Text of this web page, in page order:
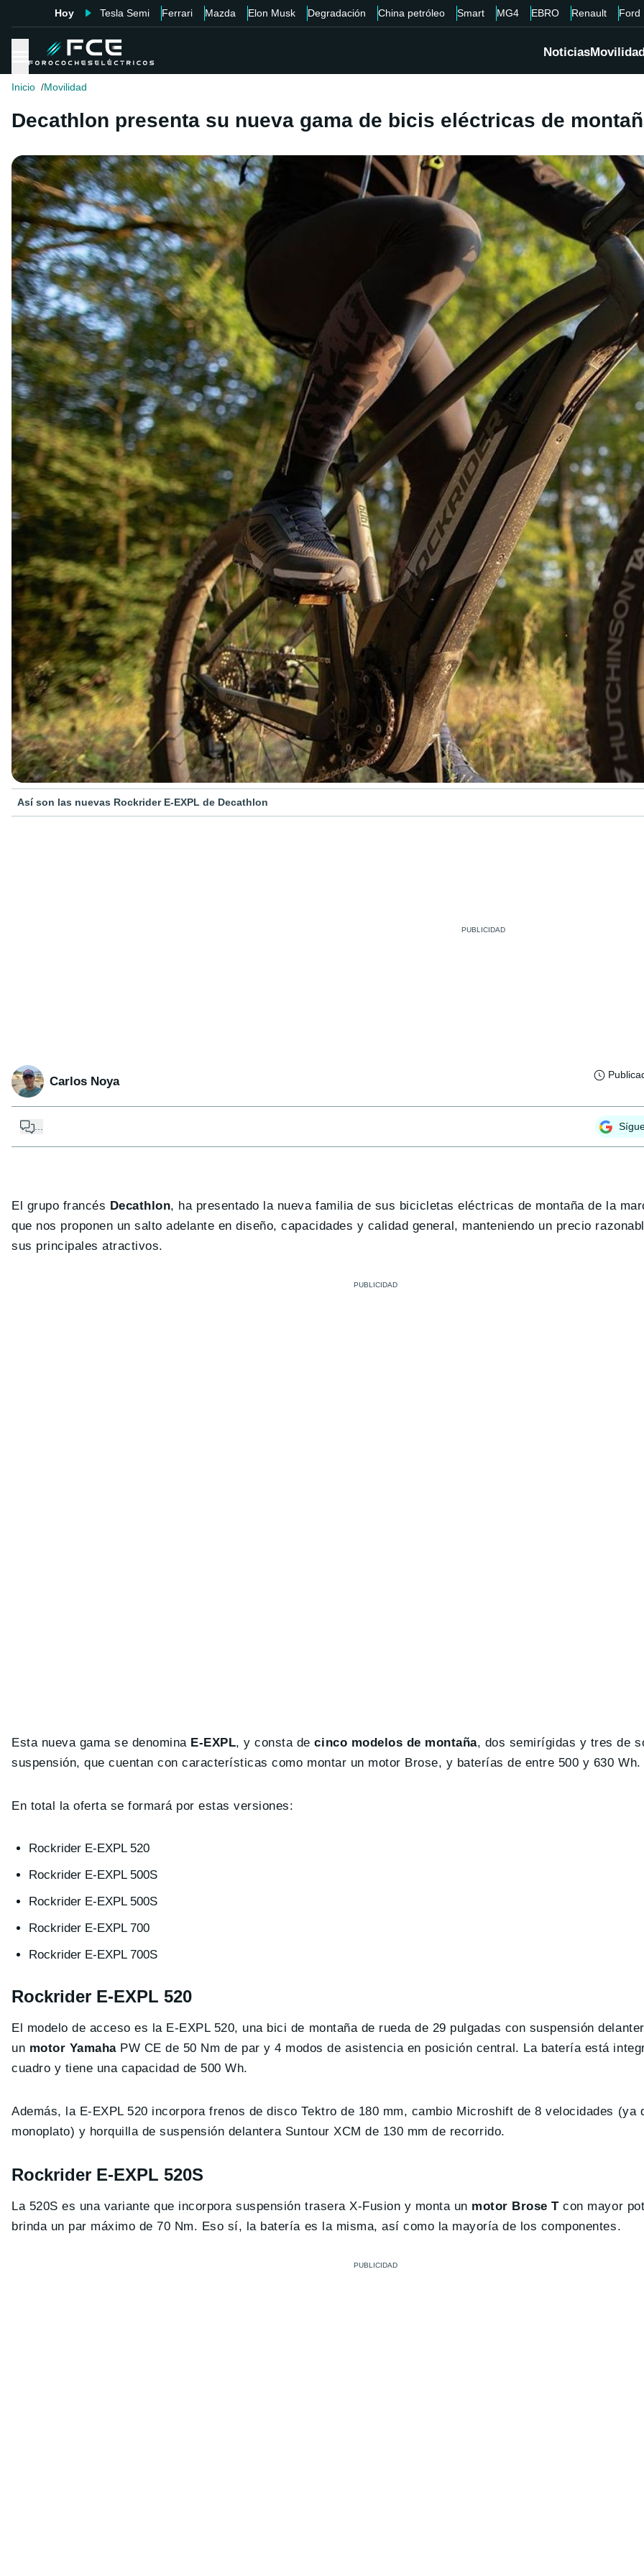
Hoy Tesla Semi Ferrari Mazda Elon Musk Degradación China petróleo Smart MG4 EBRO Renault Ford
Noticias
Inicio Movilidad
Decathlon presenta su nueva gama de bicis eléctricas de
Así son las nuevas Rockrider E-EXPL de Decathlon
Carlos Noya
...
El grupo francés Decathlon, ha presentado la nueva familia de sus bicicletas eléctricas de montaña de la
que nos proponen un salto adelante en diseño, capacidades y calidad general, manteniendo un precio
sus principales atractivos.
Esta nueva gama se denomina E-EXPL, y consta decinco modelos de montaña, dos semirígidas y tres de
suspensión, que cuentan con características como montar un motor Brose, y baterías de entre 500 y 630 Wh.
En total la oferta se formará por estas versiones:
Rockrider E-EXPL 520
Rockrider E-EXPL 500S
Rockrider E-EXPL 500S
Rockrider E-EXPL 700
Rockrider E-EXPL 700S
Rockrider E-EXPL 520
El modelo de acceso es la E-EXPL 520, una bici de montaña de rueda de 29 pulgadas con suspensión
un motor YamahaPW CE de 50 Nm de par y 4 modos de asistencia en posición central. La batería está
cuadro y tiene una capacidad de 500 Wh.
Además, la E-EXPL 520 incorpora frenos de disco Tektro de 180 mm, cambio Microshift de 8 velocidades (ya
monoplato) y horquilla de suspensión delantera Suntour XCM de 130 mm de recorrido.
Rockrider E-EXPL 520S
La 520S es una variante que incorpora suspensión trasera X-Fusion y monta un motor Brose Tcon mayor
brinda un par máximo de 70 Nm. Eso sí, la batería es la misma, así como la mayoría de los componentes.